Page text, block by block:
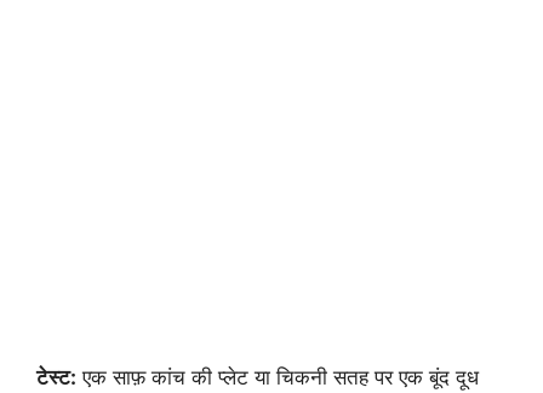
टेस्ट: एक साफ़ कांच की प्लेट या चिकनी सतह पर एक बूंद दूध